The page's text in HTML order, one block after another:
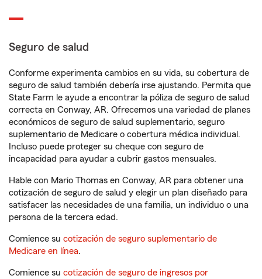
Seguro de salud
Conforme experimenta cambios en su vida, su cobertura de
seguro de salud también debería irse ajustando. Permita que
State Farm le ayude a encontrar la póliza de seguro de salud
correcta en Conway, AR. Ofrecemos una variedad de planes
económicos de seguro de salud suplementario, seguro
suplementario de Medicare o cobertura médica individual.
Incluso puede proteger su cheque con seguro de
incapacidad para ayudar a cubrir gastos mensuales.
Hable con Mario Thomas en Conway, AR para obtener una
cotización de seguro de salud y elegir un plan diseñado para
satisfacer las necesidades de una familia, un individuo o una
persona de la tercera edad.
Comience su cotización de seguro suplementario de
Medicare en línea.
Comience su cotización de seguro de ingresos por